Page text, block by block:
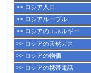
>> ロシア人口
>> ロシアルーブル
>> ロシアのエネルギー
>> ロシアの天然ガス
>> ロシアの物価
>> ロシアの携帯電話